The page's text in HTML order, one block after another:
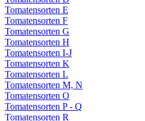
Tomatensorten E
Tomatensorten F
Tomatensorten G
Tomatensorten H
Tomatensorten I-J
Tomatensorten K
Tomatensorten L
Tomatensorten M, N
Tomatensorten O
Tomatensorten P - Q
Tomatensorten R